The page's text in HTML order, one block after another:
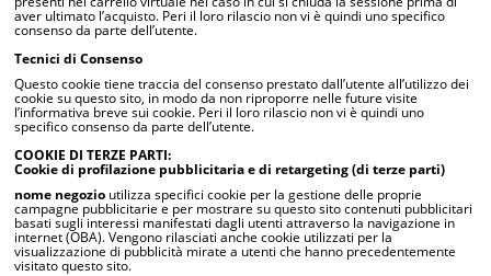
aver ultimato l’acquisto. Peri il loro rilascio non vi è quindi uno specifico
consenso da parte dell’utente.
Tecnici di Consenso
Questo cookie tiene traccia del consenso prestato dall’utente all’utilizzo dei
cookie su questo sito, in modo da non riproporre nelle future visite
l’informativa breve sui cookie. Peri il loro rilascio non vi è quindi uno
specifico consenso da parte dell’utente.
COOKIE DI TERZE PARTI:
Cookie di profilazione pubblicitaria e di retargeting (di terze parti)
nome negozio utilizza specifici cookie per la gestione delle proprie
campagne pubblicitarie e per mostrare su questo sito contenuti pubblicitari
basati sugli interessi manifestati dagli utenti attraverso la navigazione in
internet (OBA). Vengono rilasciati anche cookie utilizzati per la
visualizzazione di pubblicità mirate a utenti che hanno precedentemente
visitato questo sito.